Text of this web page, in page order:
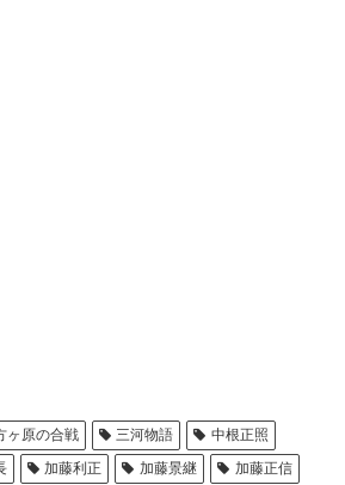
ヶ原の合戦 三河物語
中根正照
加藤利正 加藤景継
加藤正信